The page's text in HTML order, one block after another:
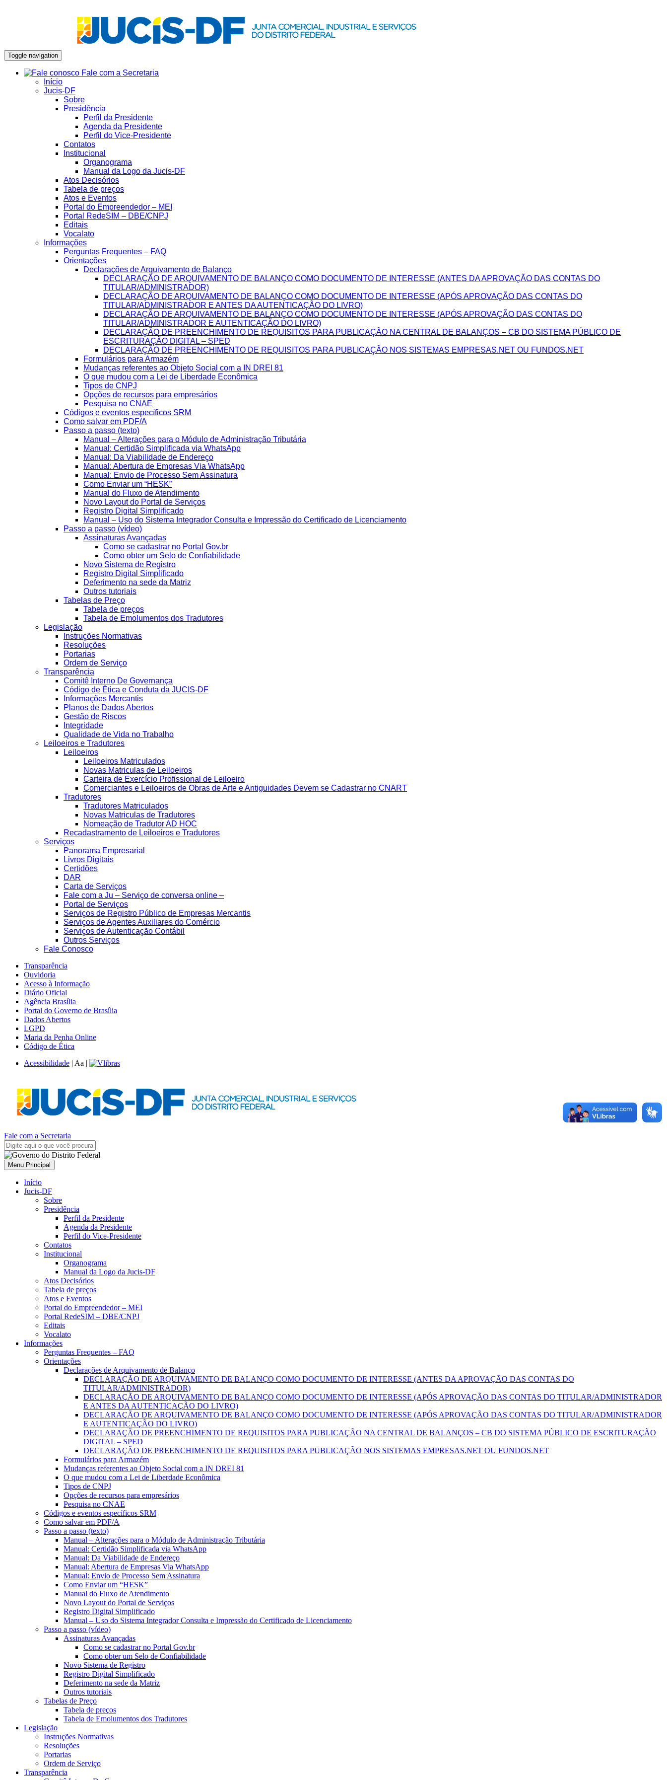
Toggle navigation
Fale com a Secretaria
Início
Jucis-DF
Sobre
Presidência
Perfil da Presidente
Agenda da Presidente
Perfil do Vice-Presidente
Contatos
Institucional
Organograma
Manual da Logo da Jucis-DF
Atos Decisórios
Tabela de preços
Atos e Eventos
Portal do Empreendedor – MEI
Portal RedeSIM – DBE/CNPJ
Editais
Vocalato
Informações
Perguntas Frequentes – FAQ
Orientações
Declarações de Arquivamento de Balanço
DECLARAÇÃO DE ARQUIVAMENTO DE BALANÇO COMO DOCUMENTO DE INTERESSE (ANTES DA APROVAÇÃO DAS CONTAS DO
TITULAR/ADMINISTRADOR)
DECLARAÇÃO DE ARQUIVAMENTO DE BALANÇO COMO DOCUMENTO DE INTERESSE (APÓS APROVAÇÃO DAS CONTAS DO
TITULAR/ADMINISTRADOR E ANTES DA AUTENTICAÇÃO DO LIVRO)
DECLARAÇÃO DE ARQUIVAMENTO DE BALANÇO COMO DOCUMENTO DE INTERESSE (APÓS APROVAÇÃO DAS CONTAS DO
TITULAR/ADMINISTRADOR E AUTENTICAÇÃO DO LIVRO)
DECLARAÇÃO DE PREENCHIMENTO DE REQUISITOS PARA PUBLICAÇÃO NA CENTRAL DE BALANÇOS – CB DO SISTEMA PÚBLICO DE
ESCRITURAÇÃO DIGITAL – SPED
DECLARAÇÃO DE PREENCHIMENTO DE REQUISITOS PARA PUBLICAÇÃO NOS SISTEMAS EMPRESAS.NET OU FUNDOS.NET
Formulários para Armazém
Mudanças referentes ao Objeto Social com a IN DREI 81
O que mudou com a Lei de Liberdade Econômica
Tipos de CNPJ
Opções de recursos para empresários
Pesquisa no CNAE
Códigos e eventos específicos SRM
Como salvar em PDF/A
Passo a passo (texto)
Manual – Alterações para o Módulo de Administração Tributária
Manual: Certidão Simplificada via WhatsApp
Manual: Da Viabilidade de Endereço
Manual: Abertura de Empresas Via WhatsApp
Manual: Envio de Processo Sem Assinatura
Como Enviar um “HESK”
Manual do Fluxo de Atendimento
Novo Layout do Portal de Serviços
Registro Digital Simplificado
Manual – Uso do Sistema Integrador Consulta e Impressão do Certificado de Licenciamento
Passo a passo (vídeo)
Assinaturas Avançadas
Como se cadastrar no Portal Gov.br
Como obter um Selo de Confiabilidade
Novo Sistema de Registro
Registro Digital Simplificado
Deferimento na sede da Matriz
Outros tutoriais
Tabelas de Preço
Tabela de preços
Tabela de Emolumentos dos Tradutores
Legislação
Instruções Normativas
Resoluções
Portarias
Ordem de Serviço
Transparência
Comitê Interno De Governança
Código de Ética e Conduta da JUCIS-DF
Informações Mercantis
Planos de Dados Abertos
Gestão de Riscos
Integridade
Qualidade de Vida no Trabalho
Leiloeiros e Tradutores
Leiloeiros
Leiloeiros Matriculados
Novas Matriculas de Leiloeiros
Carteira de Exercício Profissional de Leiloeiro
Comerciantes e Leiloeiros de Obras de Arte e Antiguidades Devem se Cadastrar no CNART
Tradutores
Tradutores Matriculados
Novas Matriculas de Tradutores
Nomeação de Tradutor AD HOC
Recadastramento de Leiloeiros e Tradutores
Serviços
Panorama Empresarial
Livros Digitais
Certidões
DAR
Carta de Serviços
Fale com a Ju – Serviço de conversa online –
Portal de Serviços
Serviços de Registro Público de Empresas Mercantis
Serviços de Agentes Auxiliares do Comércio
Serviços de Autenticação Contábil
Outros Serviços
Fale Conosco
Transparência
Ouvidoria
Acesso à Informação
Diário Oficial
Agência Brasília
Portal do Governo de Brasília
Dados Abertos
LGPD
Maria da Penha Online
Código de Ética
Acessibilidade | Aa |
Fale com a Secretaria
Menu Principal
Início
Jucis-DF
Sobre
Presidência
Perfil da Presidente
Agenda da Presidente
Perfil do Vice-Presidente
Contatos
Institucional
Organograma
Manual da Logo da Jucis-DF
Atos Decisórios
Tabela de preços
Atos e Eventos
Portal do Empreendedor – MEI
Portal RedeSIM – DBE/CNPJ
Editais
Vocalato
Informações
Perguntas Frequentes – FAQ
Orientações
Declarações de Arquivamento de Balanço
DECLARAÇÃO DE ARQUIVAMENTO DE BALANÇO COMO DOCUMENTO DE INTERESSE (ANTES DA APROVAÇÃO DAS CONTAS DO
TITULAR/ADMINISTRADOR)
DECLARAÇÃO DE ARQUIVAMENTO DE BALANÇO COMO DOCUMENTO DE INTERESSE (APÓS APROVAÇÃO DAS CONTAS DO TITULAR/ADMINISTRADOR
E ANTES DA AUTENTICAÇÃO DO LIVRO)
DECLARAÇÃO DE ARQUIVAMENTO DE BALANÇO COMO DOCUMENTO DE INTERESSE (APÓS APROVAÇÃO DAS CONTAS DO TITULAR/ADMINISTRADOR
E AUTENTICAÇÃO DO LIVRO)
DECLARAÇÃO DE PREENCHIMENTO DE REQUISITOS PARA PUBLICAÇÃO NA CENTRAL DE BALANÇOS – CB DO SISTEMA PÚBLICO DE ESCRITURAÇÃO
DIGITAL – SPED
DECLARAÇÃO DE PREENCHIMENTO DE REQUISITOS PARA PUBLICAÇÃO NOS SISTEMAS EMPRESAS.NET OU FUNDOS.NET
Formulários para Armazém
Mudanças referentes ao Objeto Social com a IN DREI 81
O que mudou com a Lei de Liberdade Econômica
Tipos de CNPJ
Opções de recursos para empresários
Pesquisa no CNAE
Códigos e eventos específicos SRM
Como salvar em PDF/A
Passo a passo (texto)
Manual – Alterações para o Módulo de Administração Tributária
Manual: Certidão Simplificada via WhatsApp
Manual: Da Viabilidade de Endereço
Manual: Abertura de Empresas Via WhatsApp
Manual: Envio de Processo Sem Assinatura
Como Enviar um “HESK”
Manual do Fluxo de Atendimento
Novo Layout do Portal de Serviços
Registro Digital Simplificado
Manual – Uso do Sistema Integrador Consulta e Impressão do Certificado de Licenciamento
Passo a passo (vídeo)
Assinaturas Avançadas
Como se cadastrar no Portal Gov.br
Como obter um Selo de Confiabilidade
Novo Sistema de Registro
Registro Digital Simplificado
Deferimento na sede da Matriz
Outros tutoriais
Tabelas de Preço
Tabela de preços
Tabela de Emolumentos dos Tradutores
Legislação
Instruções Normativas
Resoluções
Portarias
Ordem de Serviço
Transparência